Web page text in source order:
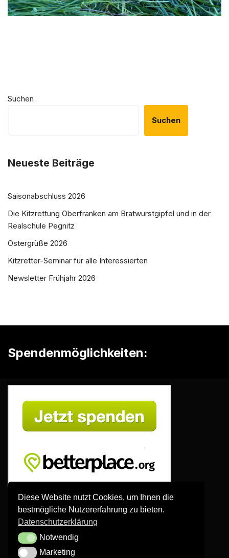
Suchen
Suchen
Neueste Beiträge
Saisonabschluss 2026
Die Kitzrettung Oberfranken am Bratwurstgipfel und in der
Realschule Pegnitz
Ostergrüße 2026
Kitzretter-Seminar für alle Interessierten
Newsletter Frühjahr 2026
Spendenmöglichkeiten:
Bankverbindung
IBAN: DE91 7806 0896 0001 8463 02
BIC: GENODEF1HO1
Bank: VR Bank Bayreuth-Hof eG
Paypal
:
Diese Website nutzt Cookies, um Ihnen die
bestmögliche Nutzererfahrung zu bieten.
Datenschutzerklärung
NotwendigNotwendig
MarketingMarketing